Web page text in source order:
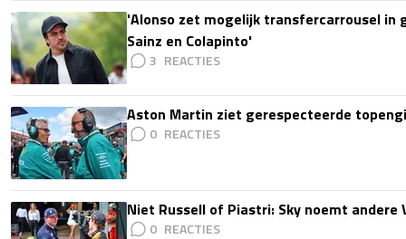
'Alonso zet mogelijk transfercarrousel in
Sainz en Colapinto'
3
Aston Martin ziet gerespecteerde
0
Niet Russell of Piastri: Sky noemt
0